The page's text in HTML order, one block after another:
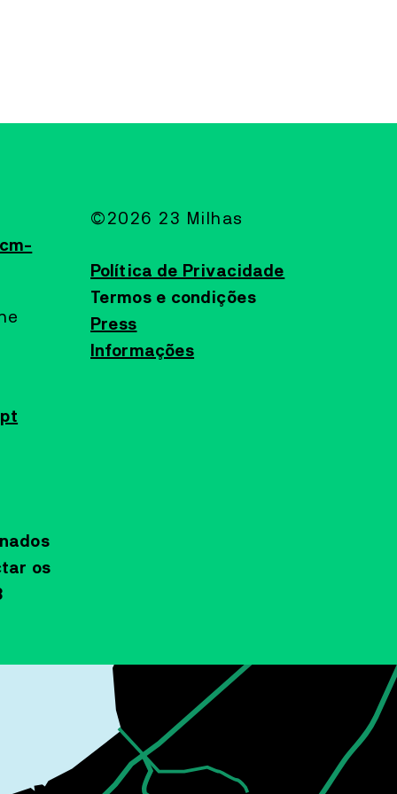
os
©2026 23 Milhas
Política de Privacidade
Termos e condições
Press
Informações